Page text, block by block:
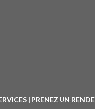
| PRENEZ UN